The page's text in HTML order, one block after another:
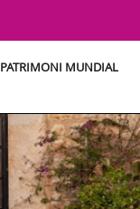
PATRIMONI MUNDIAL